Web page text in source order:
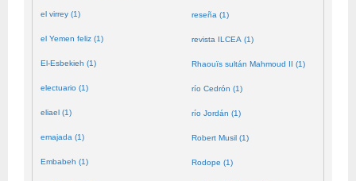
el virrey (1)
el Yemen feliz (1)
El-Esbekieh (1)
electuario (1)
eliael (1)
emajada (1)
Embabeh (1)
reseña (1)
revista ILCEA (1)
Rhaouïs sultán Mahmoud II (1)
río Cedrón (1)
río Jordán (1)
Robert Musil (1)
Rodope (1)